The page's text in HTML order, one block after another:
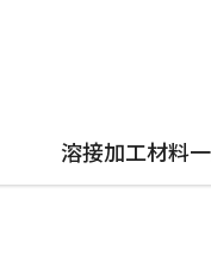
溶接加工材料